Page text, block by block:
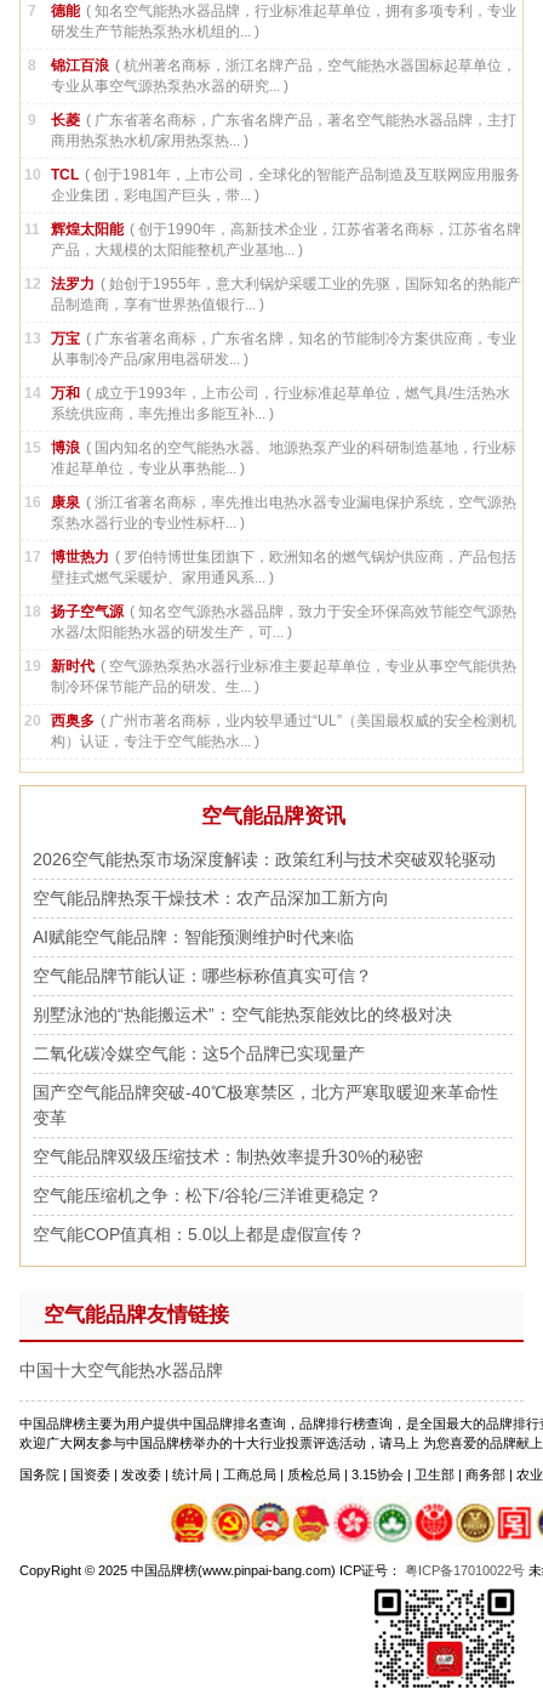
7
德能 ( 知名空气能热水器品牌，行业标准起草单位，拥有多项专利，专业
研发生产节能热泵热水机组的... )
8
锦江百浪 ( 杭州著名商标，浙江名牌产品，空气能热水器国标起草单位，
专业从事空气源热泵热水器的研究... )
9
长菱 ( 广东省著名商标，广东省名牌产品，著名空气能热水器品牌，主打
商用热泵热水机/家用热泵热... )
10
TCL ( 创于1981年，上市公司，全球化的智能产品制造及互联网应用服务
企业集团，彩电国产巨头，带... )
11
辉煌太阳能 ( 创于1990年，高新技术企业，江苏省著名商标，江苏省名牌
产品，大规模的太阳能整机产业基地... )
12
法罗力 ( 始创于1955年，意大利锅炉采暖工业的先驱，国际知名的热能产
品制造商，享有“世界热值银行... )
13
万宝 ( 广东省著名商标，广东省名牌，知名的节能制冷方案供应商，专业
从事制冷产品/家用电器研发... )
14 万和 ( 成立于1993年，上市公司，行业标准起草单位，燃气具/生活热水
系统供应商，率先推出多能互补... )
15
博浪 ( 国内知名的空气能热水器、地源热泵产业的科研制造基地，行业标
准起草单位，专业从事热能... )
16
康泉 ( 浙江省著名商标，率先推出电热水器专业漏电保护系统，空气源热
泵热水器行业的专业性标杆... )
17
博世热力 ( 罗伯特博世集团旗下，欧洲知名的燃气锅炉供应商，产品包括
壁挂式燃气采暖炉、家用通风系... )
18
扬子空气源 ( 知名空气源热水器品牌，致力于安全环保高效节能空气源热
水器/太阳能热水器的研发生产，可... )
19
新时代 ( 空气源热泵热水器行业标准主要起草单位，专业从事空气能供热
制冷环保节能产品的研发、生... )
20
西奥多 ( 广州市著名商标，业内较早通过“UL”（美国最权威的安全检测机
构）认证，专注于空气能热水... )
空气能品牌资讯
2026空气能热泵市场深度解读：政策红利与技术突破双轮驱动
空气能品牌热泵干燥技术：农产品深加工新方向
AI赋能空气能品牌：智能预测维护时代来临
空气能品牌节能认证：哪些标称值真实可信？
别墅泳池的“热能搬运术”：空气能热泵能效比的终极对决
二氧化碳冷媒空气能：这5个品牌已实现量产
国产空气能品牌突破-40℃极寒禁区，北方严寒取暖迎来革命性
变革
空气能品牌双级压缩技术：制热效率提升30%的秘密
空气能压缩机之争：松下/谷轮/三洋谁更稳定？
空气能COP值真相：5.0以上都是虚假宣传？
空气能品牌友情链接
中国十大空气能热水器品牌
中国品牌榜主要为用户提供中国品牌排名查询，品牌排行榜查询，是全国最大的品牌排
欢迎广大网友参与中国品牌榜举办的十大行业投票评选活动，请马上 为您喜爱的品牌献
国务院 | 国资委 | 发改委 | 统计局 | 工商总局 | 质检总局 | 3.15协会 | 卫生部 | 商务部 | 农
CopyRight © 2025 中国品牌榜(www.pinpai-bang.com) ICP证号： 粤ICP备17010022号未